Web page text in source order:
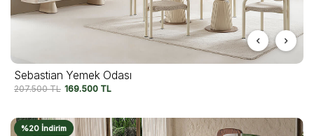
Sebastian Yemek Odası
207.500TL 169.500 TL
%20 İndirim